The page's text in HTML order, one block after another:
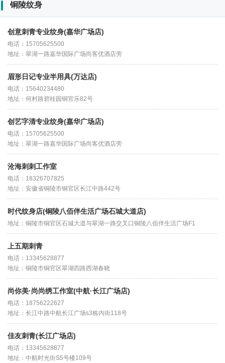
铜陵纹身
创意刺青专业纹身(嘉华广场店)
电话：15705625500
地址：翠湖一路嘉华国际广场尚客优酒店旁
眉形日记专业半用具(万达店)
电话：15640234480
地址：何村路碧桂园铜官乐82号
创艺字清专业纹身(嘉华广场店)
电话：15705625500
地址：翠湖一路嘉华国际广场尚客优酒店旁
沧海刺刺工作室
电话：18326707825
地址：安徽省铜陵市铜官区长江中路442号
时代纹身店(铜陵八佰伴生活广场石城大道店)
地址：铜陵市铜官区石城大道与翠湖一路交叉口铜陵八佰伴生活广场F1
上五期刺青
电话：13345628877
地址：铜陵市铜官区翠湖四路西湖春晓
尚你美·尚尚绣工作室(中航·长江广场店)
电话：18756222627
地址：长江中路中航长江广场s3栋内街118号
佳友刺青(长江广场店)
电话：13345628877
地址：中航时光街S5号楼109号